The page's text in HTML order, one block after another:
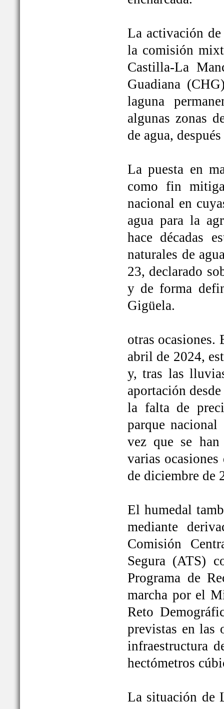
La activación
la comisión
Castilla-La
Guadiana
laguna
algunas zonas
de agua,
La puesta en
como fin
nacional en
agua para la
hace décadas
naturales de
23, declarado
y de forma
Gigüela.
otras ocasiones.
abril de 2024,
y, tras las
aportación
la falta de
parque
vez que se
varias
de diciembre de
El humedal
mediante
Comisión
Segura (ATS)
Programa de
marcha por el
Reto
previstas en las
infraestructura
hectómetros
La situación de